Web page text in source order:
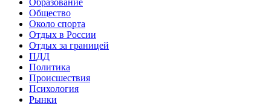
Образование
Общество
Около спорта
Отдых в России
Отдых за границей
ПДД
Политика
Происшествия
Психология
Рынки